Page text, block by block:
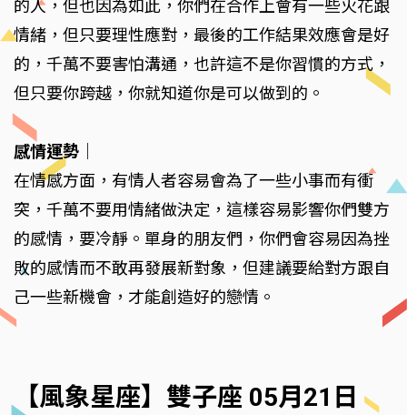
的人，但也因為如此，你們在合作上會有一些火花跟
情緒，但只要理性應對，最後的工作結果效應會是好
的，千萬不要害怕溝通，也許這不是你習慣的方式，
但只要你跨越，你就知道你是可以做到的。
感情運勢
在情感方面，有情人者容易會為了一些小事而有衝
突，千萬不要用情緒做決定，這樣容易影響你們雙方
的感情，要冷靜。單身的朋友們，你們會容易因為挫
敗的感情而不敢再發展新對象，但建議要給對方跟自
己一些新機會，才能創造好的戀情。
【風象星座】雙子座 05月21日